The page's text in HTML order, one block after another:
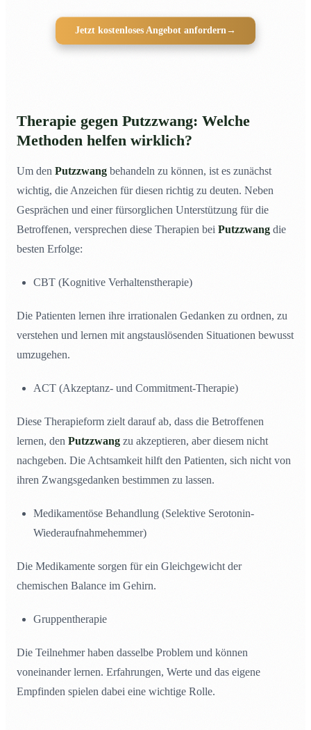
Jetzt kostenloses Angebot anfordern→
Therapie gegen Putzzwang: Welche
Methoden helfen wirklich?
Um den Putzzwang behandeln zu können, ist es zunächst
wichtig, die Anzeichen für diesen richtig zu deuten. Neben
Gesprächen und einer fürsorglichen Unterstützung für die
Betroffenen, versprechen diese Therapien bei Putzzwang die
besten Erfolge:
CBT (Kognitive Verhaltenstherapie)
Die Patienten lernen ihre irrationalen Gedanken zu ordnen, zu
verstehen und lernen mit angstauslösenden Situationen bewusst
umzugehen.
ACT (Akzeptanz- und Commitment-Therapie)
Diese Therapieform zielt darauf ab, dass die Betroffenen
lernen, den Putzzwang zu akzeptieren, aber diesem nicht
nachgeben. Die Achtsamkeit hilft den Patienten, sich nicht von
ihren Zwangsgedanken bestimmen zu lassen.
Medikamentöse Behandlung (Selektive Serotonin-
Wiederaufnahmehemmer)
Die Medikamente sorgen für ein Gleichgewicht der
chemischen Balance im Gehirn.
Gruppentherapie
Die Teilnehmer haben dasselbe Problem und können
voneinander lernen. Erfahrungen, Werte und das eigene
Empfinden spielen dabei eine wichtige Rolle.